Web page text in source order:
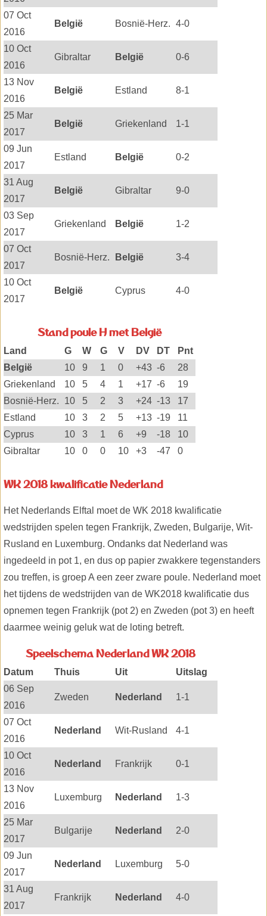
07 Oct
2016
België Bosnië-Herz. 4-0
10 Oct
2016
Gibraltar België 0-6
13 Nov
2016
België Estland 8-1
25 Mar
2017
België Griekenland 1-1
09 Jun
2017
Estland België 0-2
31 Aug
2017
België Gibraltar 9-0
03 Sep
2017
Griekenland België 1-2
07 Oct
2017
Bosnië-Herz. België 3-4
10 Oct
2017
België Cyprus 4-0
Stand poule H met België
Land G W G V DV DT
Pnt
België
10 9 1 0 +43 -6
28
Griekenland
10 5 4 1 +17 -6
19
Bosnië-Herz.
10 5 2 3 +24 -13
17
Estland
10 3 2 5 +13 -19
11
Cyprus
10 3 1 6 +9 -18
10
Gibraltar
10 0 0 10 +3 -47 0
WK 2018 kwalificatie Nederland
Het Nederlands Elftal moet de WK 2018 kwalificatie
wedstrijden spelen tegen Frankrijk, Zweden, Bulgarije, Wit-
Rusland en Luxemburg. Ondanks dat Nederland was
ingedeeld in pot 1, en dus op papier zwakkere tegenstanders
zou treffen, is groep A een zeer zware poule. Nederland moet
het tijdens de wedstrijden van de WK2018 kwalificatie dus
opnemen tegen Frankrijk (pot 2) en Zweden (pot 3) en heeft
daarmee weinig geluk wat de loting betreft.
Speelschema Nederland WK 2018
Datum Thuis Uit
Uitslag
06 Sep
2016
Zweden Nederland 1-1
07 Oct
2016
Nederland Wit-Rusland 4-1
10 Oct
2016
Nederland Frankrijk 0-1
13 Nov
2016
Luxemburg Nederland 1-3
25 Mar
2017
Bulgarije Nederland 2-0
09 Jun
2017
Nederland Luxemburg 5-0
31 Aug
2017
Frankrijk Nederland 4-0